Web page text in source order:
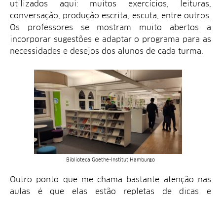
utilizados aqui: muitos exercícios, leituras,
conversação, produção escrita, escuta, entre outros.
Os professores se mostram muito abertos a
incorporar sugestões e adaptar o programa para as
necessidades e desejos dos alunos de cada turma.
Biblioteca Goethe-Institut Hamburgo
Outro ponto que me chama bastante atenção nas
aulas é que elas estão repletas de dicas e